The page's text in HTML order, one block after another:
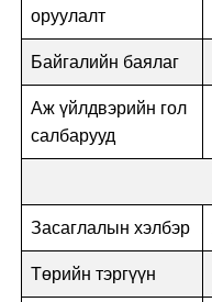
оруулалт
Байгалийн баялаг
Аж үйлдвэрийн гол
салбарууд
Засаглалын хэлбэр
Төрийн тэргүүн